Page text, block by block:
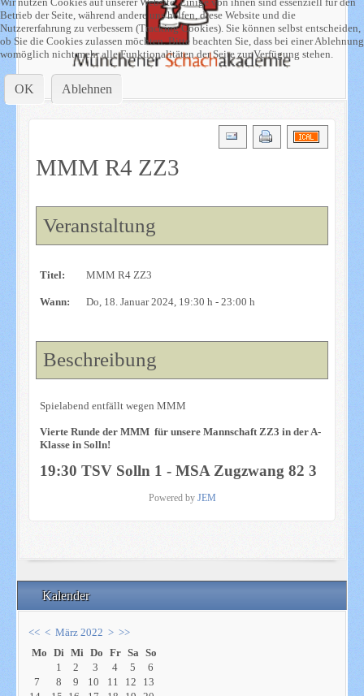
Kalender
<< < März 2022 > >>
Mo Di Mi Do Fr Sa So
1
2 3 4 5
6
7
8 9 10 11 12
13
MMM R4 ZZ3
Veranstaltung
Titel: MMM R4 ZZ3
Wann: Do, 18. Januar 2024, 19:30 h - 23:00 h
Beschreibung
Spielabend entfällt wegen MMM
Vierte Runde der MMM für unsere Mannschaft ZZ3 in der A-
Klasse in Solln!
19:30 TSV Solln 1 - MSA Zugzwang 82 3
Powered by JEM
Betrieb der Seite, während andere uns helfen, diese Website und die
Nutzererfahrung zu verbessern (Tracking Cookies). Sie können selbst entscheiden,
ob Sie die Cookies zulassen möchten. Bitte beachten Sie, dass bei einer Ablehnung
womöglich nicht mehr alle Funktionalitäten der Seite zur Verfügung stehen.
OK Ablehnen